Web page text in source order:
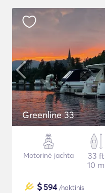
Greenline 33
Motorinė jachta
33 ft
10 m
$594/naktinis